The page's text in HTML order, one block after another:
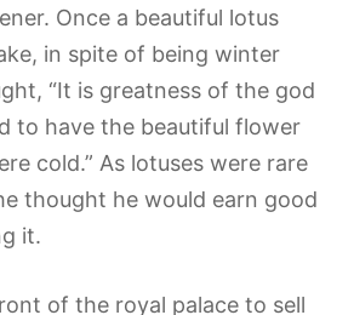
Once a beautiful lotus
in spite of being winter
“It is greatness of the god
to have the beautiful flower
cold.” As lotuses were rare
thought he would earn good
it.
of the royal palace to sell